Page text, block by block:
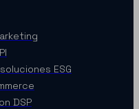
ESG
DSP